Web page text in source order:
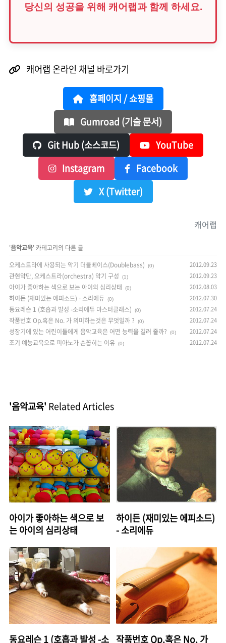
당신의 성공을 위해 캐어랩과 함께 하세요.
캐어랩 온라인 채널 바로가기
홈페이지 / 쇼핑몰
Gumroad (기술 문서)
Git Hub (소스코드)
YouTube
Instagram
Facebook
X (Twitter)
캐어랩
'음악교육' 카테고리의 다른 글
오케스트라에 사용되는 악기 더블베이스(Doublebass)
(0) 2012.09.23
관현악단, 오케스트라(orchestra) 악기 구성 (1) 2012.09.23
아이가 좋아하는 색으로 보는 아이의 심리상태 (0) 2012.08.03
하이든 (재미있는 에피소드) - 소리에듀 (0) 2012.07.30
동요레슨 1 (호흡과 발성 -소리에듀 마스터클래스) (0) 2012.07.24
작품번호 Op.혹은 No. 가 의미하는것은 무엇일까 ? (0) 2012.07.24
성장기에 있는 어린이들에게 음악교육은 어떤 능력을 길러 줄까? (0) 2012.07.24
조기 예능교육으로 피아노가 손꼽히는 이유 (0) 2012.07.24
'음악교육' Related Articles
아이가 좋아하는 색으로 보
는 아이의 심리상태
하이든 (재미있는 에피소드)
- 소리에듀
동요레슨 1 (호흡과 발성 -소 작품번호 Op.혹은 No. 가